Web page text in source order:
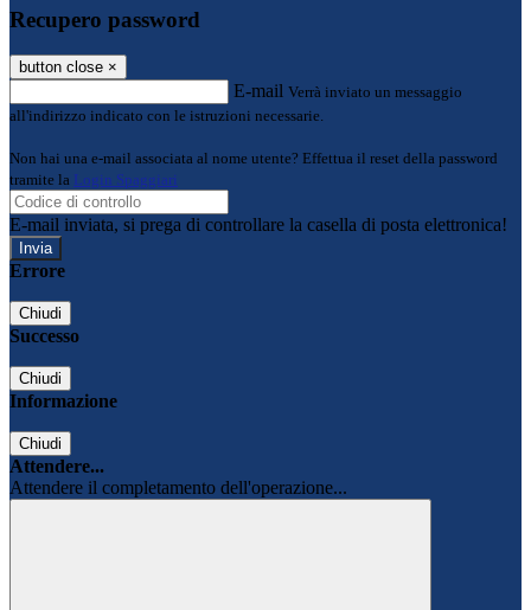
Recupero password
button close ×
E-mail Verrà inviato un messaggio
all'indirizzo indicato con le istruzioni necessarie.
Non hai una e-mail associata al nome utente? Effettua il reset della password
tramite la Login Spaggiari
E-mail inviata, si prega di controllare la casella di posta elettronica!
Errore
Chiudi
Successo
Chiudi
Informazione
Chiudi
Attendere...
Attendere il completamento dell'operazione...